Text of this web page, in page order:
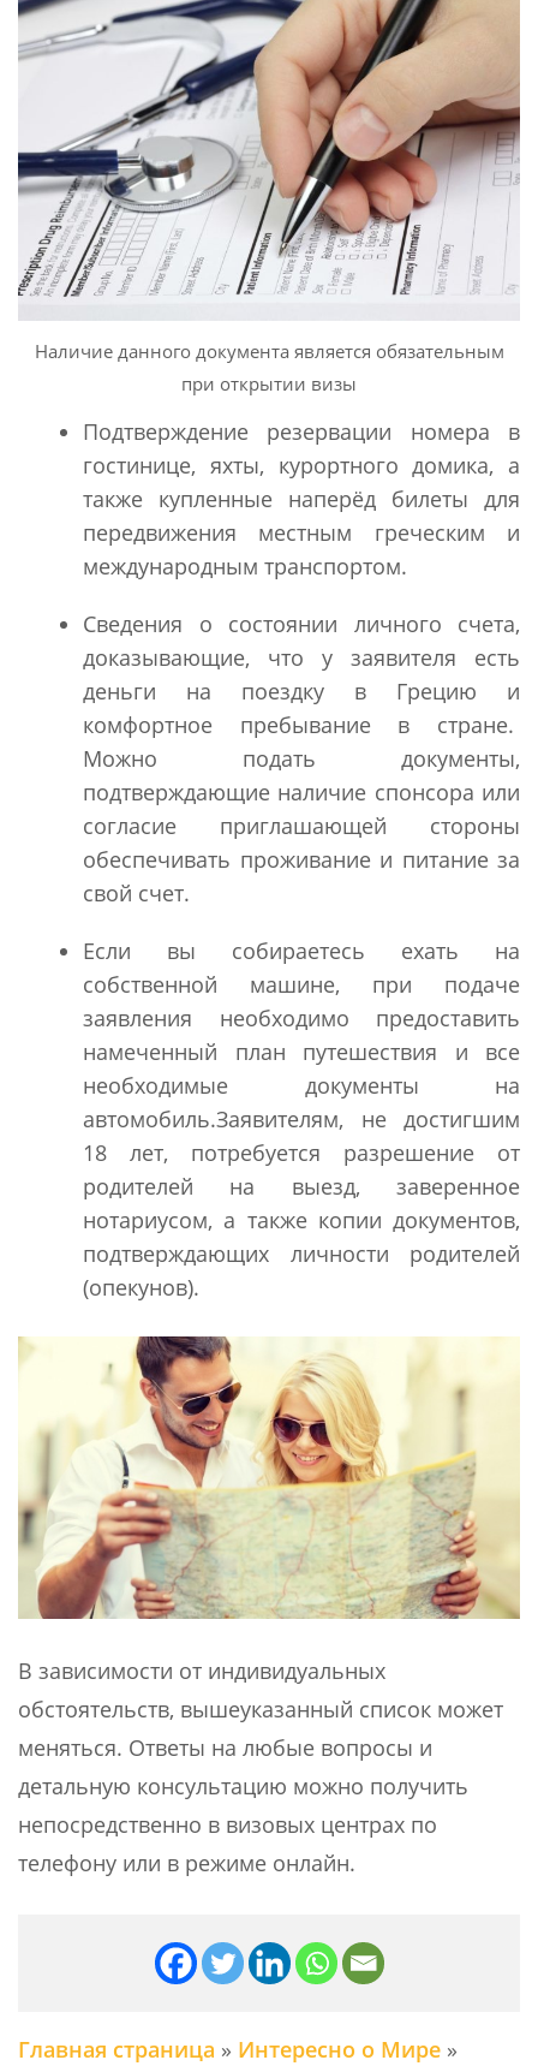
Наличие данного документа является обязательным
при открытии визы
Подтверждение резервации номера в
гостинице, яхты, курортного домика, а
также купленные наперёд билеты для
передвижения местным греческим и
международным транспортом.
Сведения о состоянии личного счета,
доказывающие, что у заявителя есть
деньги на поездку в Грецию и
комфортное пребывание в стране.
Можно подать документы,
подтверждающие наличие спонсора или
согласие приглашающей стороны
обеспечивать проживание и питание за
свой счет.
Если вы собираетесь ехать на
собственной машине, при подаче
заявления необходимо предоставить
намеченный план путешествия и все
необходимые документы на
автомобиль.Заявителям, не достигшим
18 лет, потребуется разрешение от
родителей на выезд, заверенное
нотариусом, а также копии документов,
подтверждающих личности родителей
(опекунов).
В зависимости от индивидуальных
обстоятельств, вышеуказанный список может
меняться. Ответы на любые вопросы и
детальную консультацию можно получить
непосредственно в визовых центрах по
телефону или в режиме онлайн.
Главная страница » Интересно о Мире »